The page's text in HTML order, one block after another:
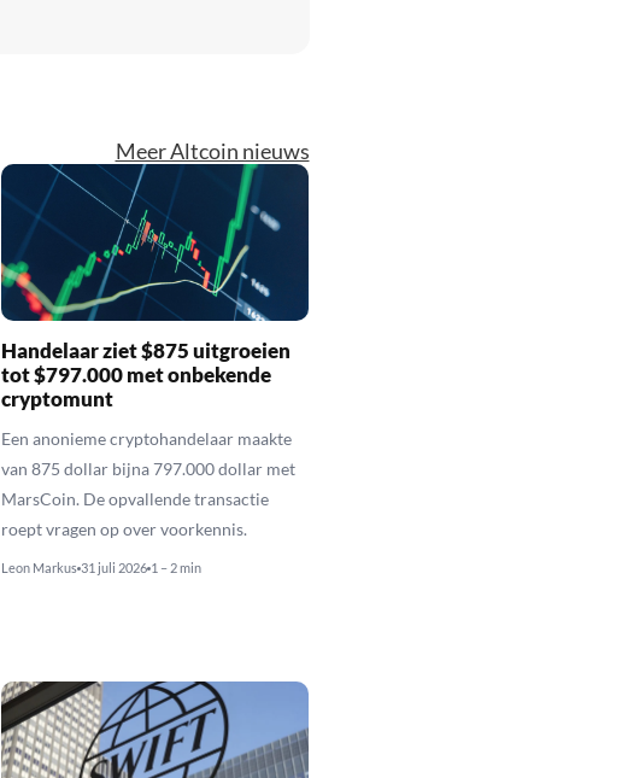
Meer Altcoin nieuws
Handelaar ziet $875 uitgroeien
tot $797.000 met onbekende
cryptomunt
Een anonieme cryptohandelaar maakte
van 875 dollar bijna 797.000 dollar met
MarsCoin. De opvallende transactie
roept vragen op over voorkennis.
Leon Markus 31 juli 2026 1 – 2 min